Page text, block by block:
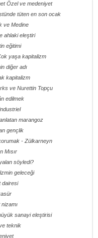
Özel ve medeniyet
tüten en son ocak
ve Medine
ahlaki eleştiri
eğitimi
yaşa kapitalizm
diğer adı
kapitalizm
ve Nurettin Topçu
edilmek
marangoz
gençlik
- Zülkarneyn
Mısır
söyledi?
geleceği
dairesi
sanayi eleştirisi
teknik